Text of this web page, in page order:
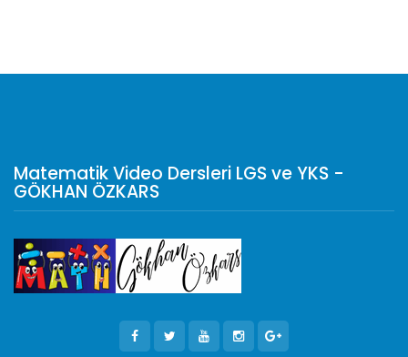
Matematik Video Dersleri LGS ve YKS -
GÖKHAN ÖZKARS